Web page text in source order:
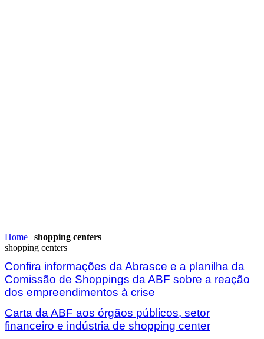
Home | shopping centers
shopping centers
Confira informações da Abrasce e a planilha da
Comissão de Shoppings da ABF sobre a reação
dos empreendimentos à crise
Carta da ABF aos órgãos públicos, setor
financeiro e indústria de shopping center